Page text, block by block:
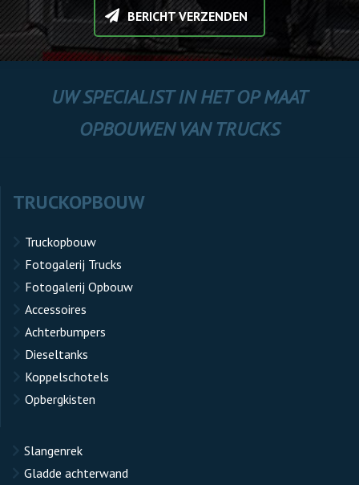
BERICHT VERZENDEN
UW SPECIALIST IN HET OP MAAT
OPBOUWEN VAN TRUCKS
TRUCKOPBOUW
Truckopbouw
Fotogalerij Trucks
Fotogalerij Opbouw
Accessoires
Achterbumpers
Dieseltanks
Koppelschotels
Opbergkisten
Slangenrek
Gladde achterwand